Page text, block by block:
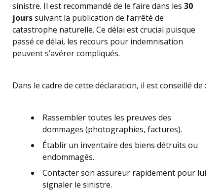
sinistre. Il est recommandé de le faire dans les 30
jourssuivant la publication de l’arrêté de
catastrophe naturelle. Ce délai est crucial puisque
passé ce délai, les recours pour indemnisation
peuvent s’avérer compliqués.
Dans le cadre de cette déclaration, il est conseillé de :
Rassembler toutes les preuves des
dommages (photographies, factures).
Établir un inventaire des biens détruits ou
endommagés.
Contacter son assureur rapidement pour lui
signaler le sinistre.